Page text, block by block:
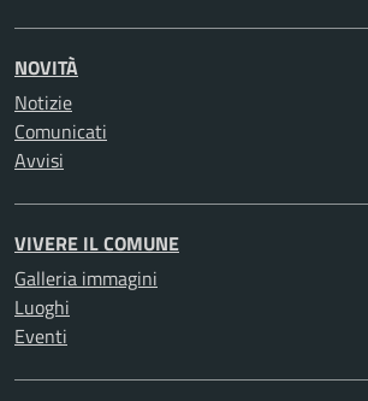
NOVITÀ
Notizie
Comunicati
Avvisi
VIVERE IL COMUNE
Galleria immagini
Luoghi
Eventi